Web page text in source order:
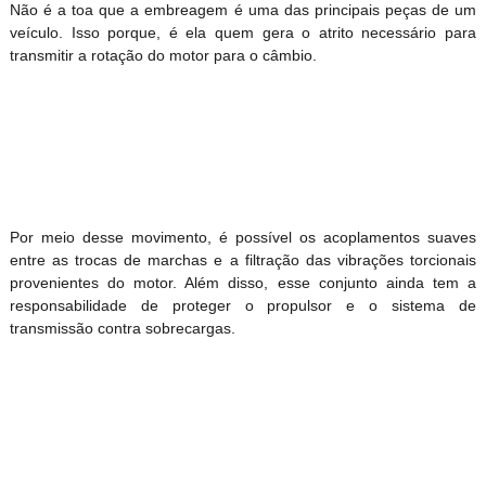
Não é a toa que a embreagem é uma das principais peças de um
veículo. Isso porque, é ela quem gera o atrito necessário para
transmitir a rotação do motor para o câmbio.
Por meio desse movimento, é possível os acoplamentos suaves
entre as trocas de marchas e a filtração das vibrações torcionais
provenientes do motor. Além disso, esse conjunto ainda tem a
responsabilidade de proteger o propulsor e o sistema de
transmissão contra sobrecargas.